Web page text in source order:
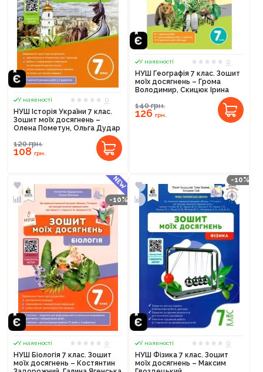
У наявності
0
НУШ Історія України 7 клас.
Зошит моїх досягнень –
Олена Пометун, Ольга Дудар
120грн.
108грн.
У наявності
0
НУШ Географія 7 клас. Зошит
моїх досягнень – Грома
Володимир, Скицюк Ірина
140грн.
126грн.
-10%
У наявності
0
НУШ Біологія 7 клас. Зошит
моїх досягнень – Костянтин
-10%
У наявності
0
НУШ Фізика 7 клас. Зошит
моїх досягнень – Максим